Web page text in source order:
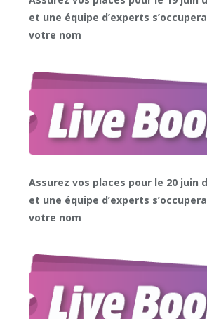
et une équipe d’experts
votre nom
Assurez vos places pour le 20 juin
et une équipe d’experts
votre nom